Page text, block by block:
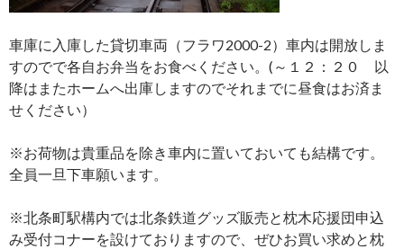
車庫に入庫した貸切車両（フラワ2000-2）車内は開放しま
すのでで各自お弁当をお食べください。(～１２：２０ 以
降はまたホームへ出庫しますのでそれまでに昼食はお済ま
せください）
※お荷物は貴重品を除き車内に置いておいても結構です。
全員一旦下車願います。
※北条町駅構内では北条鉄道グッズ販売と枕木応援団申込
み受付コナーを設けておりますので、ぜひお買い求めと枕